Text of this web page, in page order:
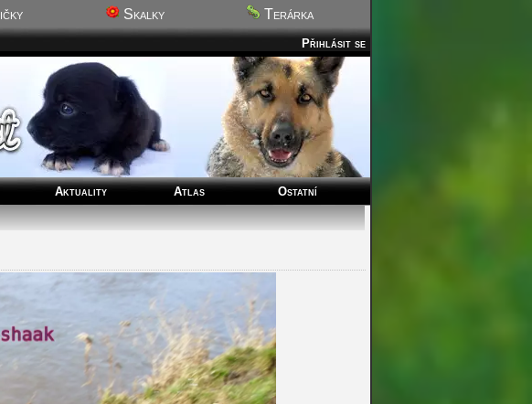
Skalky Terárka
Přihlásit se
Aktuality Atlas
Ostatní